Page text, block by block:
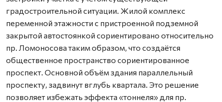
градостроительной ситуации. Жилой комплекс
переменной этажности с пристроенной подземной
закрытой автостоянкой сориентировано относительно
пр. Ломоносова таким образом, что создаётся
общественное пространство сориентированное
проспект. Основной объём здания параллельный
проспекту, задвинут вглубь квартала. Это решение
позволяет избежать эффекта «тоннеля» для пр.